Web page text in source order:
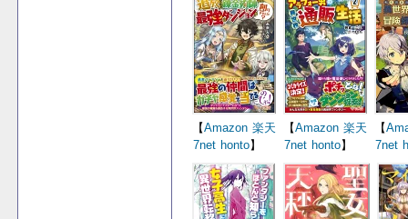
【Amazon 楽天
7net honto】
【Amazon 楽天
7net honto】
【
7net